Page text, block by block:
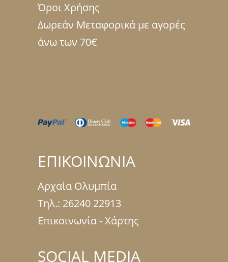
Όροι Χρήσης
Δωρεάν Μεταφορικά με αγορές
άνω των 70€
ΕΠΙΚΟΙΝΩΝΙΑ
Αρχαία Ολυμπία
Τηλ.: 26240 22913
Επικοινωνία - Χάρτης
SOCIAL MEDIA